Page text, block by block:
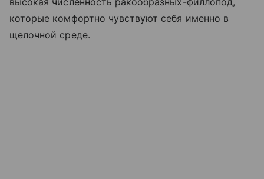
которые комфортно чувствуют себя именно в
щелочной среде.